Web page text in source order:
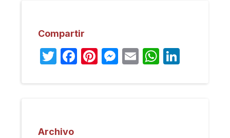
Compartir
Twitter
Facebook
Pinterest
Messenger
Email
Archivo